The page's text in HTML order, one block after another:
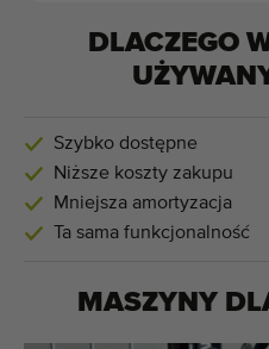
DLACZEGO
Szybko dostępne
Niższe koszty zakupu
Mniejsza amortyzacja
Ta sama funkcjonalność
MASZYNY